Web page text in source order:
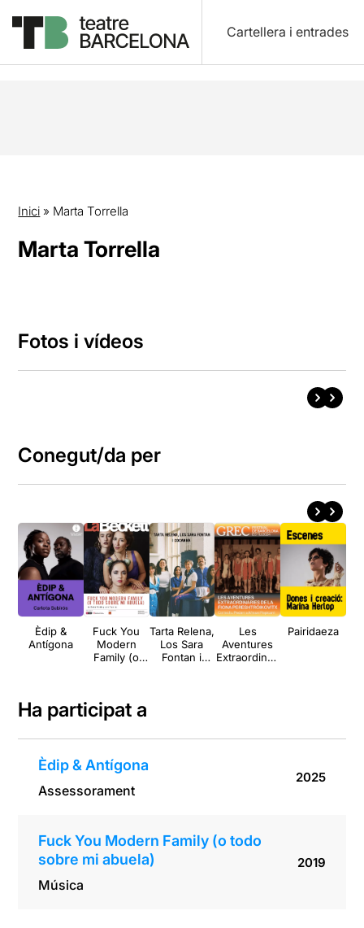
Cartellera i entrades
Inici » Marta Torrella
Marta Torrella
Fotos i vídeos
Conegut/da per
Èdip &
Antígona
Fuck You
Modern
Family (o
Tarta Relena,
Los Sara
Fontan i
Les
Aventures
Extraordinàri
Pairidaeza
Ha participat a
Èdip & Antígona
Assessorament
2025
Fuck You Modern Family (o todo
sobre mi abuela)
Música
2019